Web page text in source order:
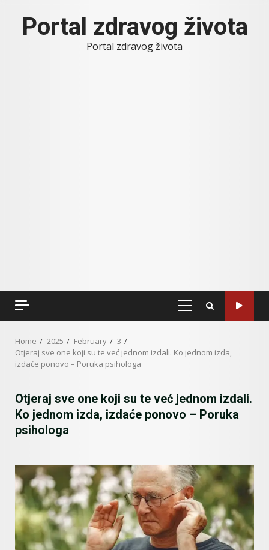
contentPortal zdravog života
Portal zdravog života
PRIMARY
Home 2025 February
3
Otjeraj sve one koji su te već jednom izdali. Ko jednom izda,
izdaće ponovo – Poruka psihologa
Otjeraj sve one koji su te već jednom izdali.
Ko jednom izda, izdaće ponovo – Poruka
psihologa